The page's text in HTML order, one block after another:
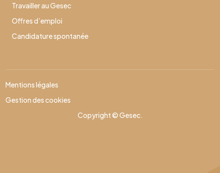
Travailler au Gesec
Offres d’emploi
Candidature spontanée
Copyright © Gesec.
Mentions légales
Gestion des cookies